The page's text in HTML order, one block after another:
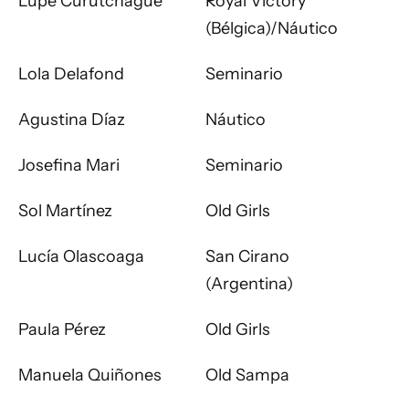
(Bélgica)/Náutico
Lola Delafond Seminario
Agustina Díaz Náutico
Josefina Mari Seminario
Sol Martínez Old Girls
Lucía Olascoaga
San Cirano
(Argentina)
Paula Pérez Old Girls
Manuela Quiñones Old Sampa